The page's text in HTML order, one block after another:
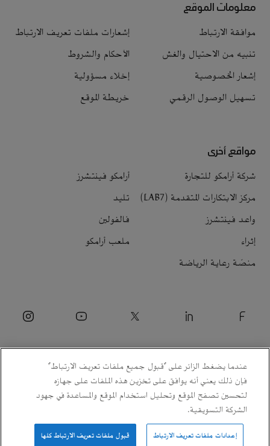
معلومات الموقع
موافقة الارتباط
إشعارات ملفات تعريف الارتباط
تنبيه من الاحتيال والغش
الأحكام والشروط
إشعار الخصوصية
إخلاء مسؤولية
تسهيل الوصول الرقمي
خريطة الموقع
مواقع أخرى
شركة أرامكو للتجارة
أرامكو فينتشرز
مركز الابتكارات المتقدمة (LAB7)
تليد
واعد فينتشرز
فالفولين
إثراء
ملعب أرامكو
منصّة رعاية الرياضة
عندما يضغط الزائر على "قبول جميع ملفات تعريف الارتباط"
فإن ذلك يعني أنه يوافق على تخزين هذه الملفات على جهازه
لتحسين تصفح الموقع وتحليل استخدام الموقع والمساعدة في جهود
الشركة التسويقية.
إعدادات ملفات تعريف الارتباط قبول ملفات تعريف الارتباط كلها